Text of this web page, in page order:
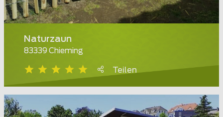
Naturzaun
83339 Chieming
Teilen